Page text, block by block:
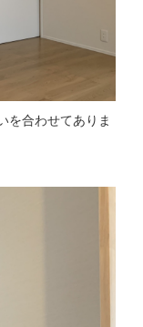
を合わせてありま